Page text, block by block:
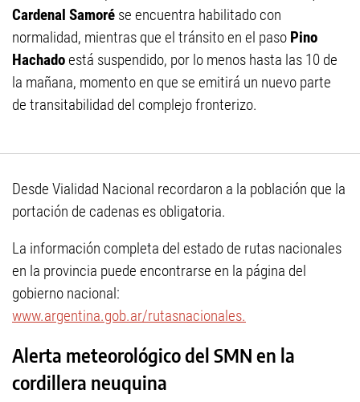
Cardenal Samoré se encuentra habilitado con
normalidad, mientras que el tránsito en el paso Pino
Hachadoestá suspendido, por lo menos hasta las 10 de
la mañana, momento en que se emitirá un nuevo parte
de transitabilidad del complejo fronterizo.
Desde Vialidad Nacional recordaron a la población que la
portación de cadenas es obligatoria.
La información completa del estado de rutas nacionales
en la provincia puede encontrarse en la página del
gobierno nacional:
www.argentina.gob.ar/rutasnacionales.
Alerta meteorológico del SMN en la
cordillera neuquina